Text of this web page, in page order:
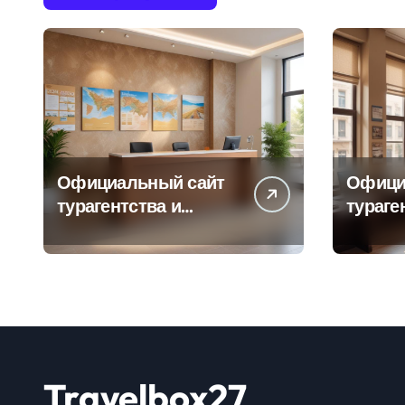
Официальный сайт
турагентства и
информация об
офисе продаж